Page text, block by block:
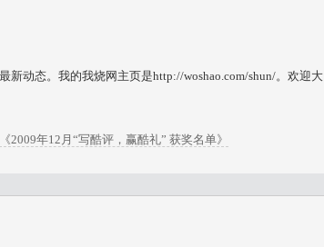
新动态。我的我烧网主页是http://woshao.com/shun/。欢迎大
《2009年12月“写酷评，赢酷礼” 获奖名单》